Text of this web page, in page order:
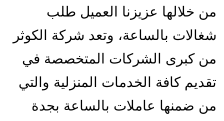
من خلالها عزيزنا العميل طلب
شغالات بالساعة، وتعد شركة الكوثر
من كبرى الشركات المتخصصة في
تقديم كافة الخدمات المنزلية والتي
من ضمنها عاملات بالساعة بجدة